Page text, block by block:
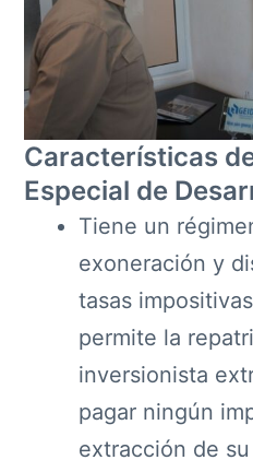
Características
Especial de
Tiene un
exoneración y
tasas
permite la
inversionista
pagar ningún
extracción de